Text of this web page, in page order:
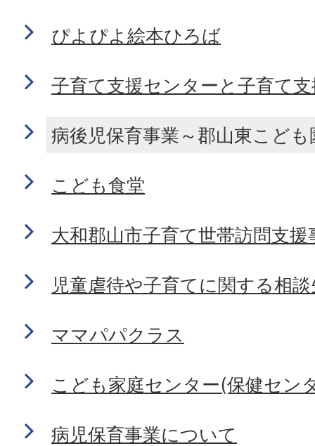
ぴよぴよ絵本ひろば
子育て支援センターと子育て
病後児保育事業～郡山東こども
こども食堂
大和郡山市子育て世帯訪問支
児童虐待や子育てに関する相
ママパパクラス
こども家庭センター(保健セン
病児保育事業について